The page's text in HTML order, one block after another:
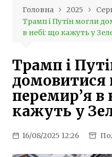
Головна 2025
Трамп і Путін могли
в небі: що кажуть у
Трамп і
домовитися
перемир’я в
кажуть у
16/08/2025 12:26